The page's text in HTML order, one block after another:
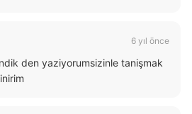
6 yıl önce
den yaziyorumsizinle tanişmak